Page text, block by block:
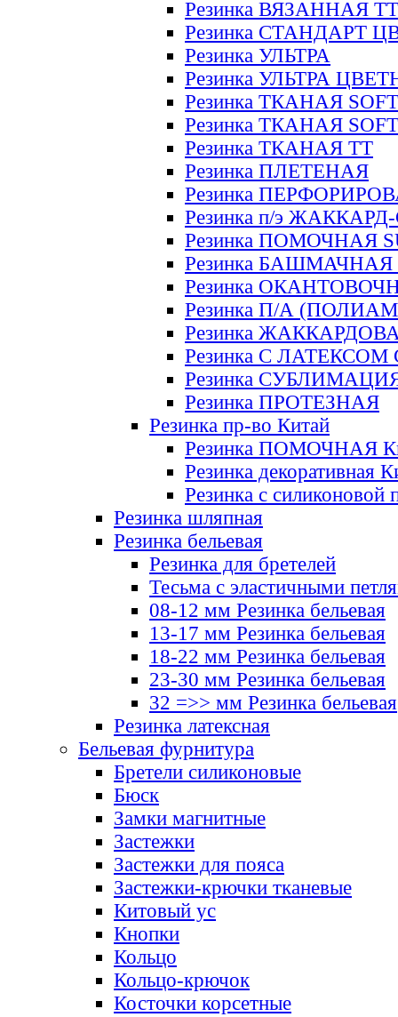
Резинка ВЯЗАННАЯ ТТ
Резинка СТАНДАРТ
Резинка УЛЬТРА
Резинка УЛЬТРА
Резинка ТКАНАЯ SOFT
Резинка ТКАНАЯ
Резинка ТКАНАЯ ТТ
Резинка ПЛЕТЕНАЯ
Резинка
Резинка п/э
Резинка ПОМОЧНАЯ
Резинка БАШМАЧНАЯ
Резинка
Резинка П/А
Резинка
Резинка С ЛАТЕКСОМ
Резинка
Резинка ПРОТЕЗНАЯ
Резинка пр-во Китай
Резинка ПОМОЧНАЯ
Резинка декоративная
Резинка с силиконовой
Резинка шляпная
Резинка бельевая
Резинка для бретелей
Тесьма с эластичными
08-12 мм Резинка бельевая
13-17 мм Резинка бельевая
18-22 мм Резинка бельевая
23-30 мм Резинка бельевая
32 =>> мм Резинка бельевая
Резинка латексная
Бельевая фурнитура
Бретели силиконовые
Бюск
Замки магнитные
Застежки
Застежки для пояса
Застежки-крючки тканевые
Китовый ус
Кнопки
Кольцо
Кольцо-крючок
Косточки корсетные